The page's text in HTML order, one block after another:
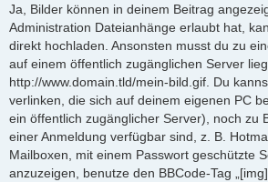
Ja, Bilder können in deinem Beitrag
Administration Dateianhänge erlaubt hat,
direkt hochladen. Ansonsten musst du zu
auf einem öffentlich zugänglichen Server
http://www.domain.tld/mein-bild.gif. Du
verlinken, die sich auf deinem eigenen PC
ein öffentlich zugänglicher Server), noch zu
einer Anmeldung verfügbar sind, z. B.
Mailboxen, mit einem Passwort geschützte
anzuzeigen, benutze den BBCode-Tag